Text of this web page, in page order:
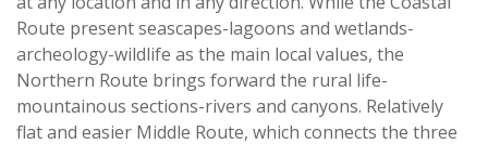
Route present seascapes-lagoons and wetlands-
archeology-wildlife as the main local values, the
Northern Route brings forward the rural life-
mountainous sections-rivers and canyons. Relatively
flat and easier Middle Route, which connects the three